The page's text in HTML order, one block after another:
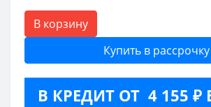
В корзину
Купить в рассрочку
В КРЕДИТ ОТ 4 155 ₽